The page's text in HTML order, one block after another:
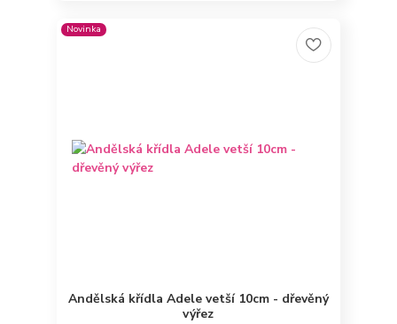
Novinka
Andělská křídla Adele vetší 10cm - dřevěný
výřez